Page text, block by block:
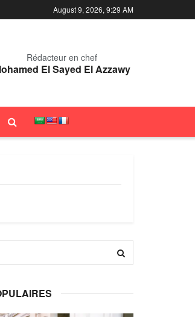
August 9, 2026, 9:29 AM
Rédacteur en chef
El Sayed El Azzawy